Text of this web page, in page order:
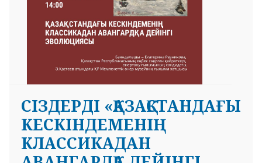
СІЗДЕРДІ «ҚАЗАҚСТАНДАҒЫ
КЕСКІНДЕМЕНІҢ
КЛАССИКАДАН